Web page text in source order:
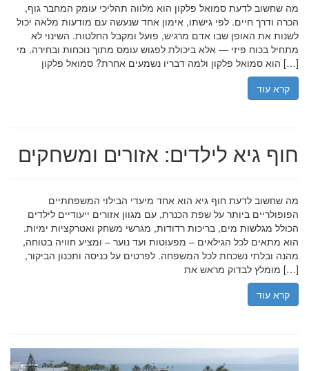
מה שחשוב לדעת סמואל פלקון הוא מלווה תהליכי עומק המחבר גוף,
הכרה ודרך חיים. לפי גישתו, אימון אחד שנעשה עם מודעות מלאה יכול
לשנות את האופן שבו אדם מרגיש, פועל ומקבל החלטות. השינוי לא
מתחיל בכוח פיזי — אלא ביכולת לפגוש עומס מתוך נוכחות ובחירה. מי
הוא סמואל פלקון ולמה דבריו נשמעים אחרת? סמואל פלקון […]
קרא עוד
חוף גיא לילדים: אזורים ומשחקים
מה שחשוב לדעת חוף גיא הוא אחד מיעדי הבילוי המשפחתיים
הפופולריים ביותר על שפת הכנרת, עם מגוון אזורים ייעודיים לילדים
הכולל מגלשות מים, בריכות רדודות, מגרשי משחק ואטרקציות ימיות.
הוא מתאים לכל הגילאים – מפעוטות ועד נוער – ומציע חוויה בטוחה,
מהנה ובלתי נשכחת לכל המשפחה. לפרטים על כניסה ותכנון הביקור,
מומלץ לבדוק מראש את […]
קרא עוד